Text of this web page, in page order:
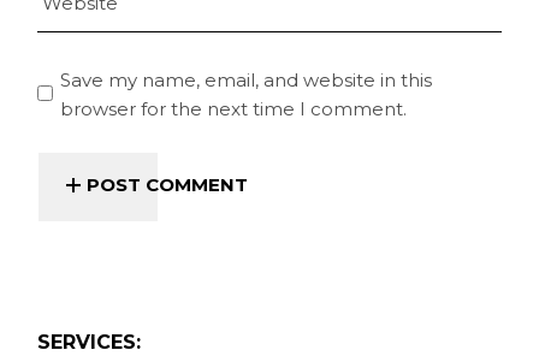
Save my name, email, and website in this
browser for the next time I comment.
POST COMMENT
SERVICES: